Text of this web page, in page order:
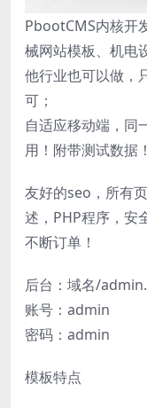
PbootCMS内核开
械网站模板、机电
他行业也可以做，
可；
自适应移动端，同
用！附带测试数据！
友好的seo，所有
述，PHP程序，安
不断订单！
后台：域名/
账号：admin
密码：admin
模板特点